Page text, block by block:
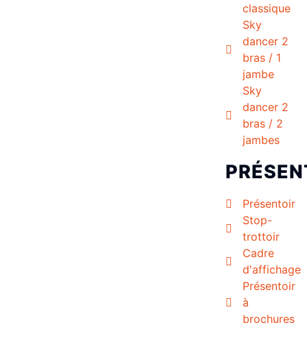
classique
Sky
dancer 2
bras / 1
jambe
Sky
dancer 2
bras / 2
jambes
Présentoir
Stop-
trottoir
Cadre
d'affichage
Présentoir
à
brochures